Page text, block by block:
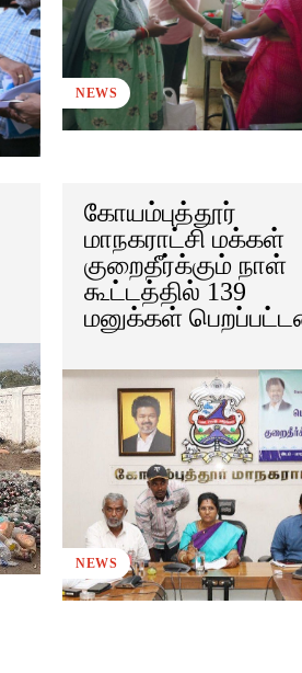
NEWS
கோயம்புத்தூர்
மாநகராட்சி மக்கள்
குறைதீர்க்கும் நாள்
கூட்டத்தில் 139
மனுக்கள்
NEWS